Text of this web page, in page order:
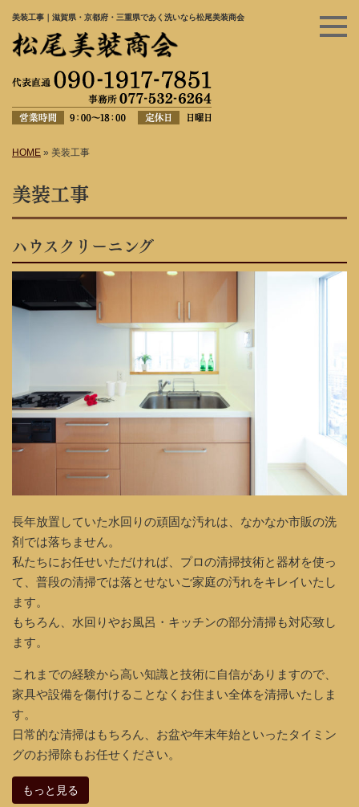
美装工事｜滋賀県・京都府・三重県であく洗いなら松尾美装商会
HOME » 美装工事
美装工事
ハウスクリーニング
長年放置していた水回りの頑固な汚れは、なかなか市販の洗
剤では落ちません。
私たちにお任せいただければ、プロの清掃技術と器材を使っ
て、普段の清掃では落とせないご家庭の汚れをキレイいたし
ます。
もちろん、水回りやお風呂・キッチンの部分清掃も対応致し
ます。
これまでの経験から高い知識と技術に自信がありますので、
家具や設備を傷付けることなくお住まい全体を清掃いたしま
す。
日常的な清掃はもちろん、お盆や年末年始といったタイミン
グのお掃除もお任せください。
もっと見る